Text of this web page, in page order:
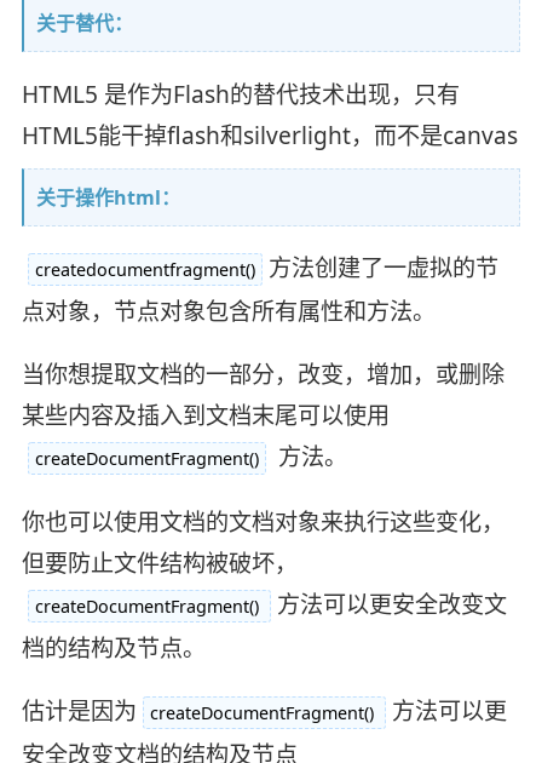
关于替代：
HTML5 是作为Flash的替代技术出现，只有
HTML5能干掉flash和silverlight，而不是canvas
关于操作html：
createdocumentfragment()
方法创建了一虚拟的节
点对象，节点对象包含所有属性和方法。
当你想提取文档的一部分，改变，增加，或删除
某些内容及插入到文档末尾可以使用
createDocumentFragment() 方法。
你也可以使用文档的文档对象来执行这些变化，
但要防止文件结构被破坏，
createDocumentFragment()
方法可以更安全改变文
档的结构及节点。
估计是因为
createDocumentFragment()
方法可以更
安全改变文档的结构及节点